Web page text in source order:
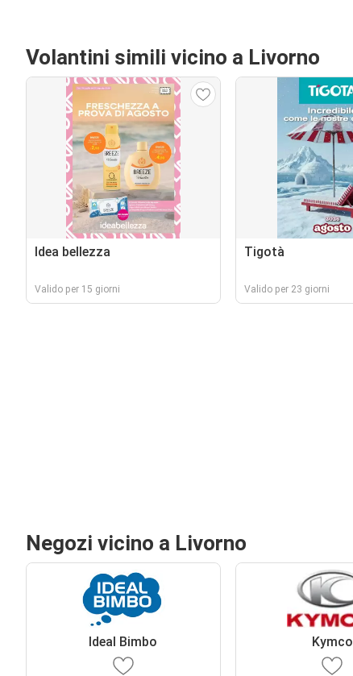
Volantini simili vicino a Livorno
Idea bellezza
Valido per 15 giorni
Tigotà
Valido per 23 giorni
Negozi vicino a Livorno
Ideal Bimbo Kymco